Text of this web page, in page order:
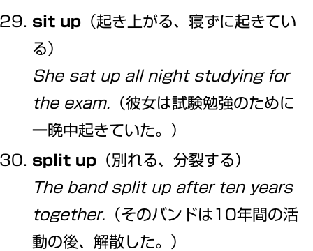
sit up （起き上がる、寝ずに起きてい
る）
She sat up all night studying for
the exam. （彼女は試験勉強のために
一晩中起きていた。）
split up （別れる、分裂する）
The band split up after ten years
together. （そのバンドは10年間の活
動の後、解散した。）